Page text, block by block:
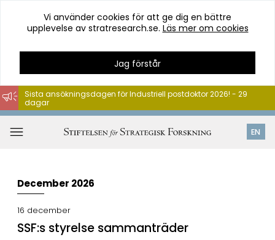
Hoppa
till
innehåll
Vi använder cookies för att ge dig en bättre
upplevelse av stratresearch.se. Läs mer om cookies
Jag förstår
EN
Sista ansökningsdagen för Industriell postdoktor 2026! - 29
dagar
December 2026
16 december
SSF:s styrelse sammanträder